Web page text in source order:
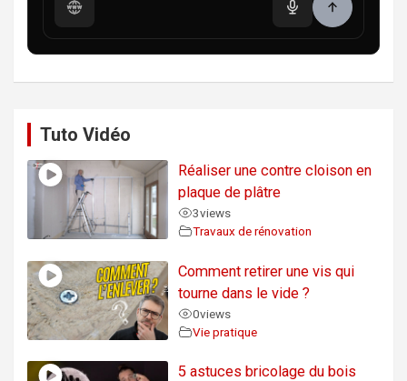
Tuto Vidéo
Réaliser une contre cloison en
plaque de plâtre
3views
Travaux de rénovation
Comment retirer une vis qui
tourne dans le vide ?
0views
Vie pratique
5 astuces bricolage du bois